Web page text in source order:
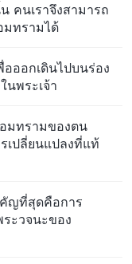
คนเราจึงสามารถ
มทรามได้
อออกเดินไปบนร่อง
นพระเจ้า
มทรามของตน
เปลี่ยนแปลงที่แท้
คัญที่สุดคือการ
ะวจนะของ